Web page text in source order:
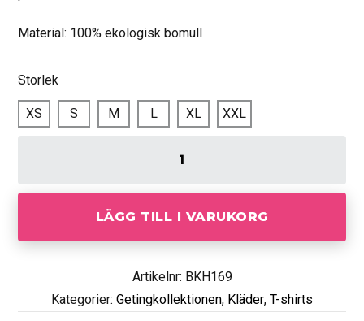
Material: 100% ekologisk bomull
Storlek
XS S M L XL XXL
LÄGG TILL I VARUKORG
Artikelnr: BKH169
Kategorier: Getingkollektionen, Kläder, T-shirts